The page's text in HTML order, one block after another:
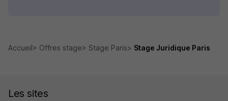
Accueil Offres stage Stage Paris Stage Juridique Paris
Les sites